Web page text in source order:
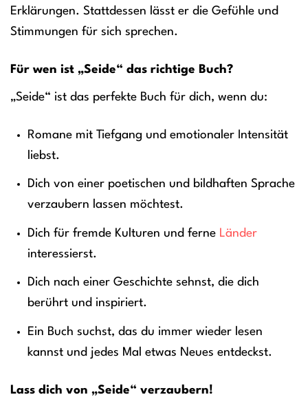
Erklärungen. Stattdessen lässt er die Gefühle und
Stimmungen für sich sprechen.
Für wen ist „Seide“ das richtige Buch?
„Seide“ ist das perfekte Buch für dich, wenn du:
Romane mit Tiefgang und emotionaler Intensität
liebst.
Dich von einer poetischen und bildhaften Sprache
verzaubern lassen möchtest.
Dich für fremde Kulturen und ferne Länder
interessierst.
Dich nach einer Geschichte sehnst, die dich
berührt und inspiriert.
Ein Buch suchst, das du immer wieder lesen
kannst und jedes Mal etwas Neues entdeckst.
Lass dich von „Seide“ verzaubern!